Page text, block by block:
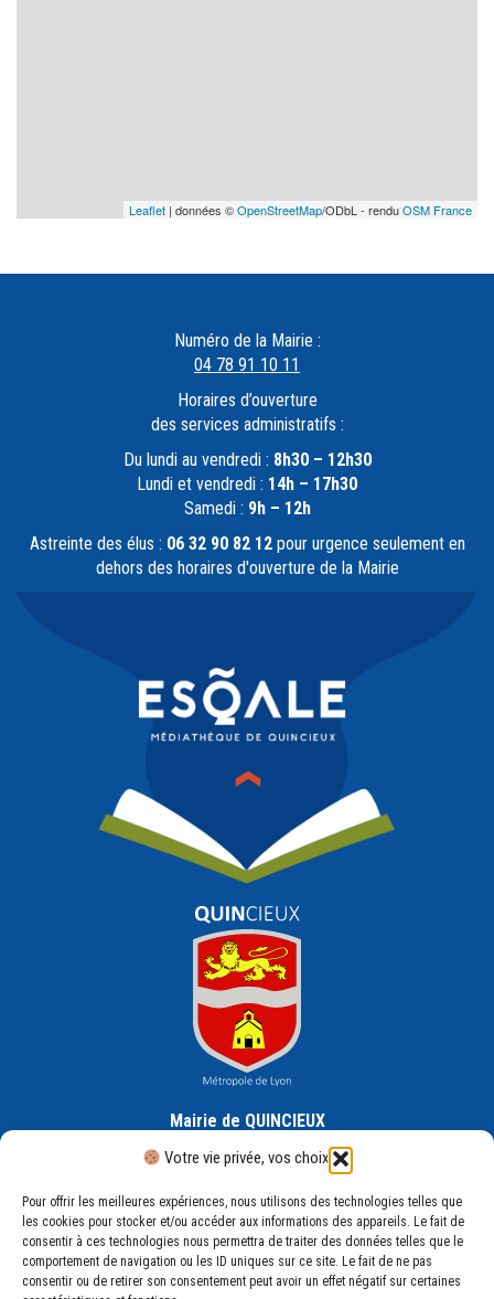
Votre vie privée, vos choix
Pour offrir les meilleures expériences, nous utilisons des technologies telles que
les cookies pour stocker et/ou accéder aux informations des appareils. Le fait de
consentir à ces technologies nous permettra de traiter des données telles que le
comportement de navigation ou les ID uniques sur ce site. Le fait de ne pas
consentir ou de retirer son consentement peut avoir un effet négatif sur certaines
Leaflet | données ©OpenStreetMap/ODbL - renduOSM France
Numéro de la Mairie :
04 78 91 10 11
Horaires d’ouverture
des services administratifs :
Du lundi au vendredi : 8h30 – 12h30
Lundi et vendredi : 14h – 17h30
Samedi : 9h – 12h
Astreinte des élus : 06 32 90 82 12pour urgence seulement en
dehors des horaires d'ouverture de la Mairie
Mairie de QUINCIEUX
30 Rue de la République, 69650 Quincieux
Mentions légales